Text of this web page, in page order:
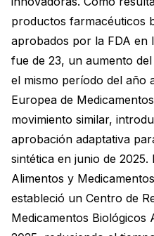
productos farmacéuticos
aprobados por la FDA en
fue de 23, un aumento
el mismo período del año
Europea de
movimiento similar,
aprobación adaptativa
sintética en junio de 2025.
Alimentos y
estableció un Centro de
Medicamentos Biológicos